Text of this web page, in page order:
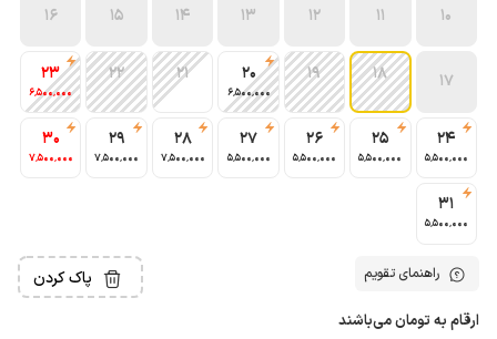
10
11
12
13
14
15
16
17
18
19
20
6٬500٬000
21
22
23
6٬500٬000
24
5٬500٬000
25
5٬500٬000
26
5٬500٬000
27
5٬500٬000
28
7٬500٬000
29
7٬500٬000
30
7٬500٬000
31
5٬500٬000
راهنمای تقویم پاک کردن
ارقام به تومان می‌باشند